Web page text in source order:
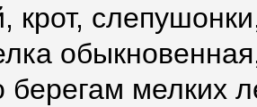
крот,
берегам мелких